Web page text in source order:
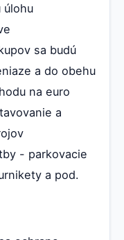
úlohu
sa budú
a do obehu
na euro
a
- parkovacie
a pod.